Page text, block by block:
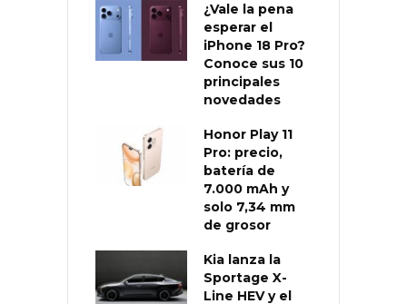
¿Vale la pena
esperar el
iPhone 18 Pro?
Conoce sus 10
principales
novedades
Honor Play 11
Pro: precio,
batería de
7.000 mAh y
solo 7,34 mm
de grosor
Kia lanza la
Sportage X-
Line HEV y el